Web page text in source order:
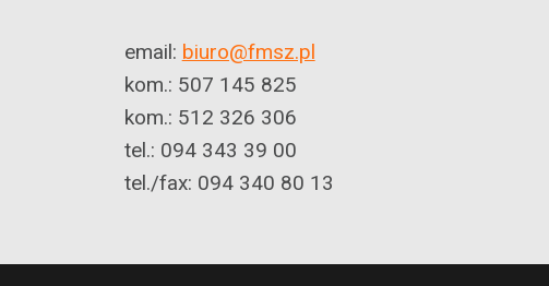
email: biuro@fmsz.pl
kom.: 507 145 825
kom.: 512 326 306
tel.: 094 343 39 00
tel./fax: 094 340 80 13